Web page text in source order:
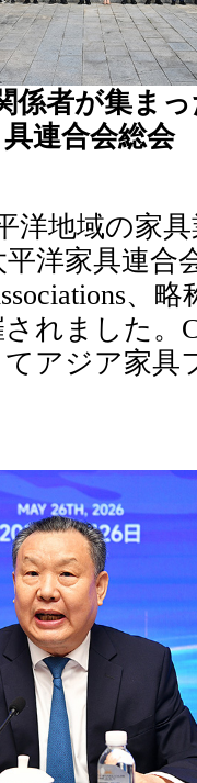
係者が集ま
具連合会総会
洋地域の家
洋家具連合
、
れました。
アジア家具